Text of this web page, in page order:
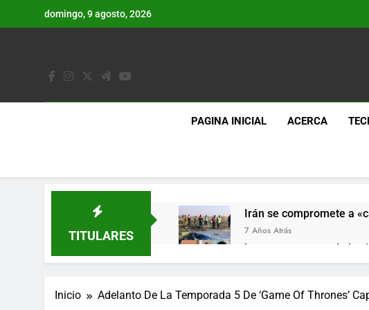
domingo, 9 agosto, 2026
PAGINA INICIAL ACERCA
TITULARES
Irán se compromete a
7 Años Atrás
Lo que se espera de los
7 Años Atrás
7 Años Atrás
Inicio Adelanto De La Temporada 5 De ‘Game Of Thrones’